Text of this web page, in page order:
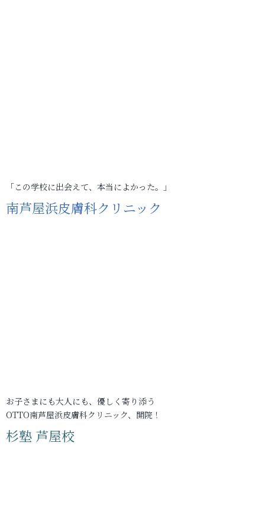
「この学校に出会えて、本当によかった。」
南芦屋浜皮膚科クリニック
お子さまにも大人にも、優しく寄り添う
OTTO南芦屋浜皮膚科クリニック、開院！
杉塾 芦屋校